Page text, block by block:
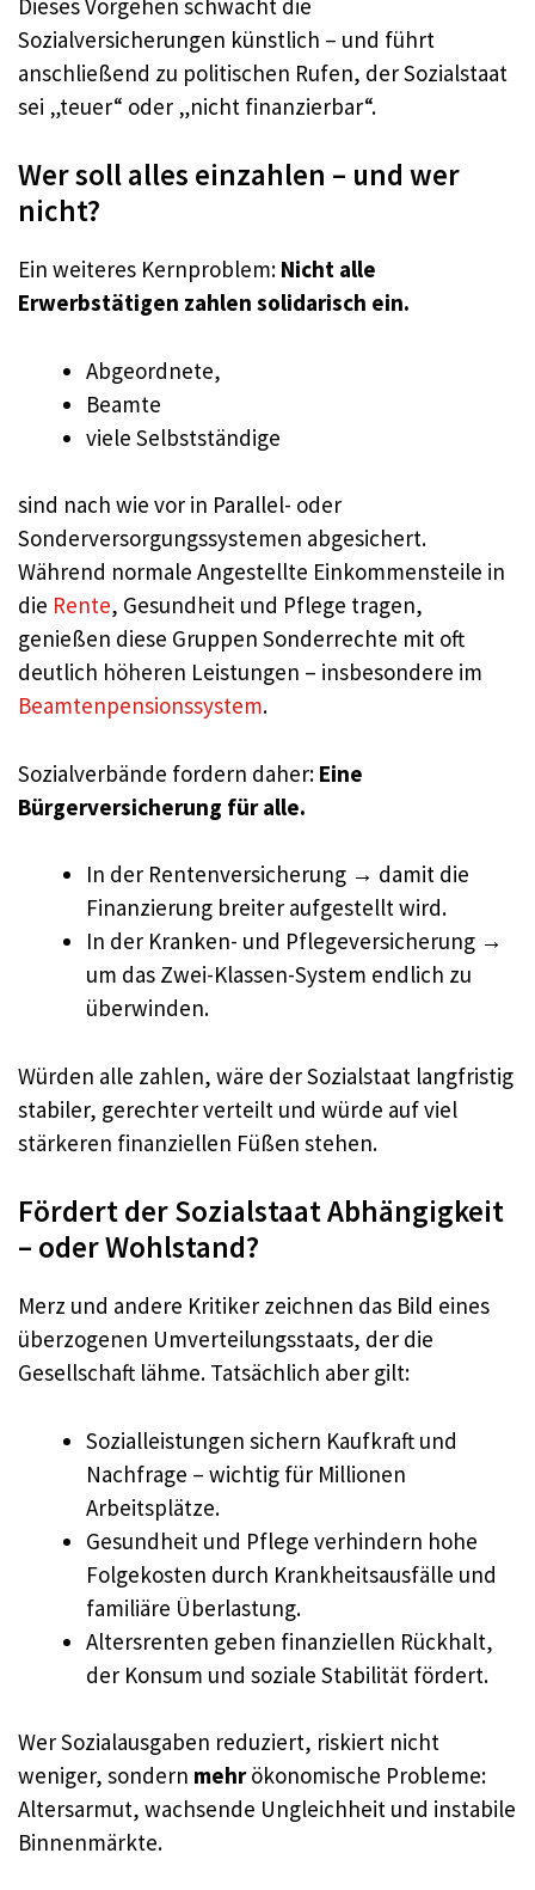
Dieses Vorgehen schwächt die
Sozialversicherungen künstlich – und führt
anschließend zu politischen Rufen, der Sozialstaat
sei „teuer“ oder „nicht finanzierbar“.
Wer soll alles einzahlen – und wer
nicht?
Ein weiteres Kernproblem: Nicht alle
Erwerbstätigen zahlen solidarisch ein.
Abgeordnete,
Beamte
viele Selbstständige
sind nach wie vor in Parallel- oder
Sonderversorgungssystemen abgesichert.
Während normale Angestellte Einkommensteile in
die Rente, Gesundheit und Pflege tragen,
genießen diese Gruppen Sonderrechte mit oft
deutlich höheren Leistungen – insbesondere im
Beamtenpensionssystem.
Sozialverbände fordern daher: Eine
Bürgerversicherung für alle.
In der Rentenversicherung → damit die
Finanzierung breiter aufgestellt wird.
In der Kranken- und Pflegeversicherung →
um das Zwei-Klassen-System endlich zu
überwinden.
Würden alle zahlen, wäre der Sozialstaat langfristig
stabiler, gerechter verteilt und würde auf viel
stärkeren finanziellen Füßen stehen.
Fördert der Sozialstaat Abhängigkeit
– oder Wohlstand?
Merz und andere Kritiker zeichnen das Bild eines
überzogenen Umverteilungsstaats, der die
Gesellschaft lähme. Tatsächlich aber gilt:
Sozialleistungen sichern Kaufkraft und
Nachfrage – wichtig für Millionen
Arbeitsplätze.
Gesundheit und Pflege verhindern hohe
Folgekosten durch Krankheitsausfälle und
familiäre Überlastung.
Altersrenten geben finanziellen Rückhalt,
der Konsum und soziale Stabilität fördert.
Wer Sozialausgaben reduziert, riskiert nicht
weniger, sondern mehrökonomische Probleme:
Altersarmut, wachsende Ungleichheit und instabile
Binnenmärkte.